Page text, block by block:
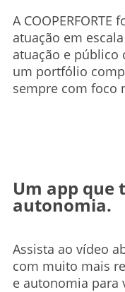
A
atuação em
atuação e público
um portfólio
sempre com foco
Um app que
autonomia.
Assista ao vídeo
com muito mais
e autonomia para